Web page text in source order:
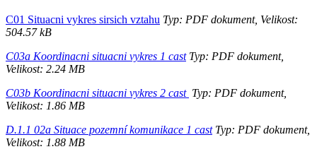
C01 Situacni vykres sirsich vztahu Typ: PDF dokument, Velikost:
504.57 kB
C03a Koordinacni situacni vykres 1 castTyp: PDF dokument,
Velikost: 2.24 MB
C03b Koordinacni situacni vykres 2 cast Typ: PDF dokument,
Velikost: 1.86 MB
D.1.1 02a Situace pozemní komunikace 1 castTyp: PDF dokument,
Velikost: 1.88 MB